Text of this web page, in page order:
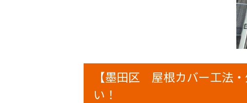
【墨田区 屋根カバー工法
い！